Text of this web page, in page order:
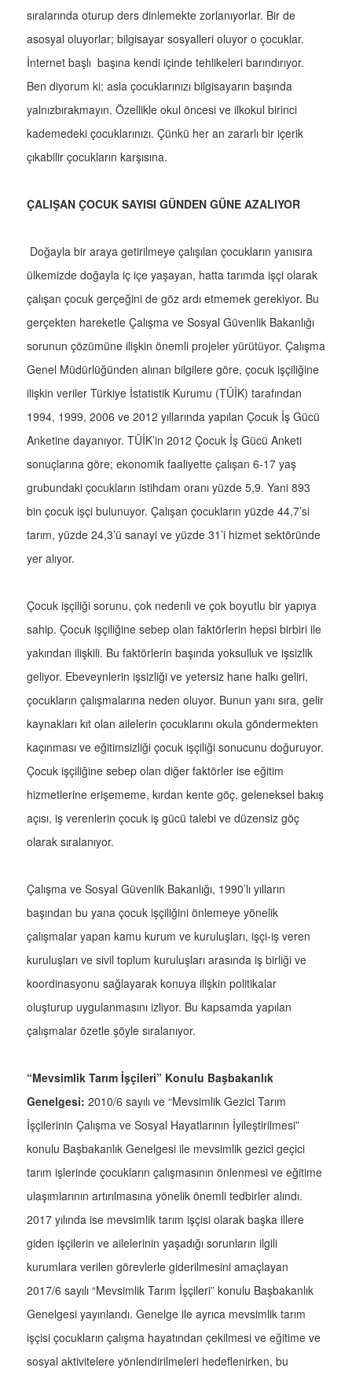
sıralarında oturup ders dinlemekte zorlanıyorlar. Bir de
asosyal oluyorlar; bilgisayar sosyalleri oluyor o çocuklar.
İnternet başlı başına kendi içinde tehlikeleri barındırıyor.
Ben diyorum ki; asla çocuklarınızı bilgisayarın başında
yalnızbırakmayın. Özellikle okul öncesi ve ilkokul birinci
kademedeki çocuklarınızı. Çünkü her an zararlı bir içerik
çıkabilir çocukların karşısına.
ÇALIŞAN ÇOCUK SAYISI GÜNDEN GÜNE AZALIYOR
Doğayla bir araya getirilmeye çalışılan çocukların yanısıra
ülkemizde doğayla iç içe yaşayan, hatta tarımda işçi olarak
çalışan çocuk gerçeğini de göz ardı etmemek gerekiyor. Bu
gerçekten hareketle Çalışma ve Sosyal Güvenlik Bakanlığı
sorunun çözümüne ilişkin önemli projeler yürütüyor. Çalışma
Genel Müdürlüğünden alınan bilgilere göre, çocuk işçiliğine
ilişkin veriler Türkiye İstatistik Kurumu (TÜİK) tarafından
1994, 1999, 2006 ve 2012 yıllarında yapılan Çocuk İş Gücü
Anketine dayanıyor. TÜİK’in 2012 Çocuk İş Gücü Anketi
sonuçlarına göre; ekonomik faaliyette çalışan 6-17 yaş
grubundaki çocukların istihdam oranı yüzde 5,9. Yani 893
bin çocuk işçi bulunuyor. Çalışan çocukların yüzde 44,7’si
tarım, yüzde 24,3’ü sanayi ve yüzde 31’i hizmet sektöründe
yer alıyor.
Çocuk işçiliği sorunu, çok nedenli ve çok boyutlu bir yapıya
sahip. Çocuk işçiliğine sebep olan faktörlerin hepsi birbiri ile
yakından ilişkili. Bu faktörlerin başında yoksulluk ve işsizlik
geliyor. Ebeveynlerin işsizliği ve yetersiz hane halkı geliri,
çocukların çalışmalarına neden oluyor. Bunun yanı sıra, gelir
kaynakları kıt olan ailelerin çocuklarını okula göndermekten
kaçınması ve eğitimsizliği çocuk işçiliği sonucunu doğuruyor.
Çocuk işçiliğine sebep olan diğer faktörler ise eğitim
hizmetlerine erişememe, kırdan kente göç, geleneksel bakış
açısı, iş verenlerin çocuk iş gücü talebi ve düzensiz göç
olarak sıralanıyor.
Çalışma ve Sosyal Güvenlik Bakanlığı, 1990’lı yılların
başından bu yana çocuk işçiliğini önlemeye yönelik
çalışmalar yapan kamu kurum ve kuruluşları, işçi-iş veren
kuruluşları ve sivil toplum kuruluşları arasında iş birliği ve
koordinasyonu sağlayarak konuya ilişkin politikalar
oluşturup uygulanmasını izliyor. Bu kapsamda yapılan
çalışmalar özetle şöyle sıralanıyor.
“Mevsimlik Tarım İşçileri” Konulu Başbakanlık
Genelgesi: 2010/6 sayılı ve “Mevsimlik Gezici Tarım
İşçilerinin Çalışma ve Sosyal Hayatlarının İyileştirilmesi”
konulu Başbakanlık Genelgesi ile mevsimlik gezici geçici
tarım işlerinde çocukların çalışmasının önlenmesi ve eğitime
ulaşımlarının artırılmasına yönelik önemli tedbirler alındı.
2017 yılında ise mevsimlik tarım işçisi olarak başka illere
giden işçilerin ve ailelerinin yaşadığı sorunların ilgili
kurumlara verilen görevlerle giderilmesini amaçlayan
2017/6 sayılı “Mevsimlik Tarım İşçileri” konulu Başbakanlık
Genelgesi yayınlandı. Genelge ile ayrıca mevsimlik tarım
işçisi çocukların çalışma hayatından çekilmesi ve eğitime ve
sosyal aktivitelere yönlendirilmeleri hedeflenirken, bu